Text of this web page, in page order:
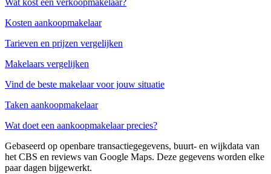
Wat kost een verkoopmakelaar?
Kosten aankoopmakelaar
Tarieven en prijzen vergelijken
Makelaars vergelijken
Vind de beste makelaar voor jouw situatie
Taken aankoopmakelaar
Wat doet een aankoopmakelaar precies?
Gebaseerd op openbare transactiegegevens, buurt- en wijkdata van
het CBS en reviews van Google Maps. Deze gegevens worden elke
paar dagen bijgewerkt.